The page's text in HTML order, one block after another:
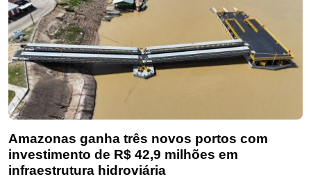
Amazonas ganha três novos portos com
investimento de R$ 42,9 milhões em
infraestrutura hidroviária